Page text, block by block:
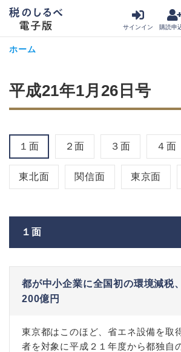
サインイン 購読申
ホーム
平成21年1月26日号
１面 ２面 ３面 ４面
東北面 関信面 東京面
１面
都が中小企業に全国初の環境減税
200億円
東京都はこのほど、省エネ設備を取
者を対象に平成２１年度から都独自